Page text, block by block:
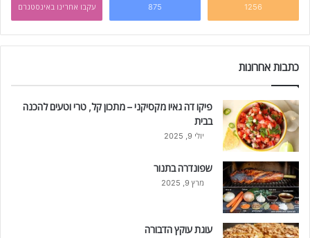
1256
875 עקבו אחרינו באינסטגרם
כתבות אחרונות
פיקו דה גאיו מקסיקני – מתכון קל, טרי וטעים להכנה
בבית
יולי 9, 2025
שפונדרה בתנור
מרץ 9, 2025
עוגת עוקץ הדבורה